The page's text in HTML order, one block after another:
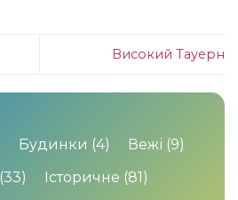
Високий Тауерн
Будинки (4) Вежі (9)
(33) Історичне (81)